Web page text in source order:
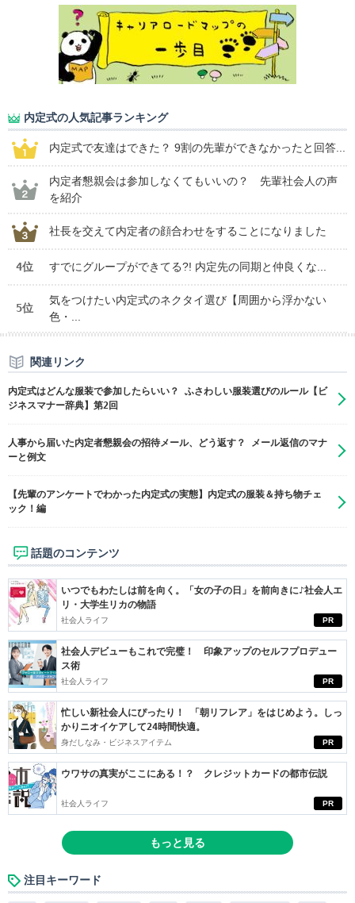
内定式の人気記事ランキング
内定式で友達はできた？ 9割の先輩ができなかったと回答...
内定者懇親会は参加しなくてもいいの？ 先輩社会人の声
を紹介
社長を交えて内定者の顔合わせをすることになりました
4位 すでにグループができてる?! 内定先の同期と仲良くな...
5位
気をつけたい内定式のネクタイ選び【周囲から浮かない
色・...
関連リンク
内定式はどんな服装で参加したらいい？ ふさわしい服装選びのルール【ビ
ジネスマナー辞典】第2回
人事から届いた内定者懇親会の招待メール、どう返す？ メール返信のマナ
ーと例文
【先輩のアンケートでわかった内定式の実態】内定式の服装＆持ち物チェ
ック！編
話題のコンテンツ
PR
いつでもわたしは前を向く。「女の子の日」を前向きに♪社会人エ
リ・大学生リカの物語
社会人ライフ
PR
社会人デビューもこれで完璧！ 印象アップのセルフプロデュー
ス術
社会人ライフ
PR
忙しい新社会人にぴったり！ 「朝リフレア」をはじめよう。しっ
かりニオイケアして24時間快適。
身だしなみ・ビジネスアイテム
PR
ウワサの真実がここにある！？ クレジットカードの都市伝説
社会人ライフ
もっと見る
注目キーワード